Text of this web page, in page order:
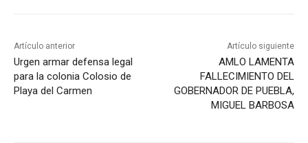
Artículo anterior
Urgen armar defensa legal
para la colonia Colosio de
Playa del Carmen
Artículo siguiente
AMLO LAMENTA
FALLECIMIENTO DEL
GOBERNADOR DE PUEBLA,
MIGUEL BARBOSA